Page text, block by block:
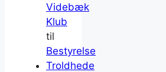
Videbæk
Klub
til
Bestyrelse
Troldhede